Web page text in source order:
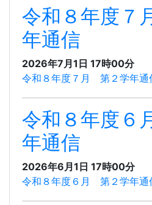
令和８年度
年通信
2026年7月1日 17時00分
令和８年度７月 第２学年
令和８年度
年通信
2026年6月1日 17時00分
令和８年度６月 第２学年通